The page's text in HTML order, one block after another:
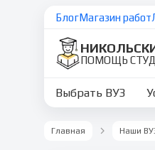
БлогМагазин работ
ПОМОЩЬ
Выбрать ВУЗ
Главная Наши